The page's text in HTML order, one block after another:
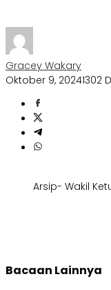
Gracey Wakary
Oktober 9, 20241302
Arsip- Wakil
Bacaan Lainnya